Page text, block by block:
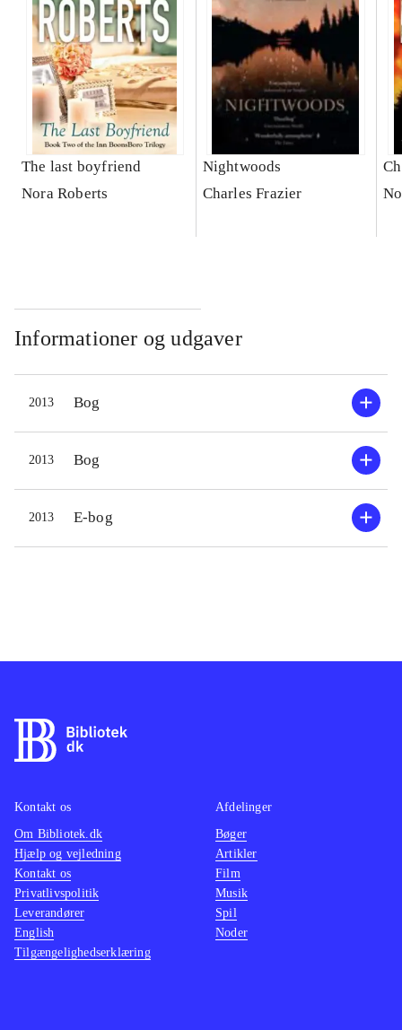
The last boyfriend
Nora Roberts
Nightwoods
Charles Frazier
Informationer og udgaver
2013 Bog
2013 Bog
2013 E-bog
Kontakt os
Om Bibliotek.dk
Hjælp og vejledning
Kontakt os
Privatlivspolitik
Leverandører
English
Tilgængelighedserklæring
Afdelinger
Bøger
Artikler
Film
Musik
Spil
Noder